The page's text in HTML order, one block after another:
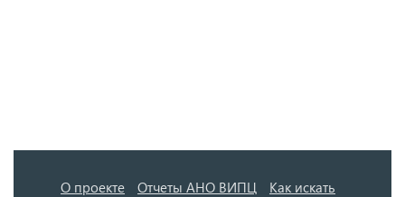
О проекте Отчеты АНО ВИПЦ
Как искать